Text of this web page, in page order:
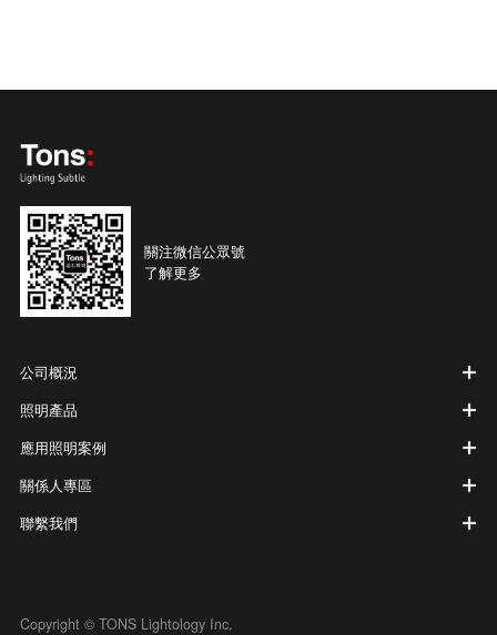
關注微信公眾號
了解更多
公司概況
照明產品
應用照明案例
關係人專區
聯繫我們
Copyright © TONS Lightology Inc.